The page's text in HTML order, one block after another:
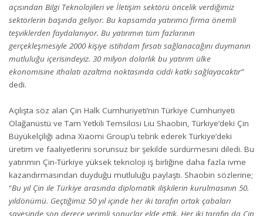
açısından Bilgi Teknolojileri ve İletişim sektörü öncelik verdiğimiz
sektörlerin başında geliyor. Bu kapsamda yatırımcı firma önemli
teşviklerden faydalanıyor. Bu yatırımın tüm fazlarının
gerçekleşmesiyle 2000 kişiye istihdam fırsatı sağlanacağını duymanın
mutluluğu içerisindeyiz. 30 milyon dolarlık bu yatırım ülke
ekonomisine ithalatı azaltma noktasında ciddi katkı sağlayacaktır”
dedi.
Açılışta söz alan Çin Halk Cumhuriyeti’nin Türkiye Cumhuriyeti
Olağanüstü ve Tam Yetkili Temsilcisi Liu Shaobin, Türkiye’deki Çin
Büyükelçiliği adına Xiaomi Group’u tebrik ederek Türkiye’deki
üretim ve faaliyetlerini sorunsuz bir şekilde sürdürmesini diledi. Bu
yatırımın Çin-Türkiye yüksek teknoloji iş birliğine daha fazla ivme
kazandırmasından duyduğu mutluluğu paylaştı. Shaobin sözlerine;
“Bu yıl Çin ile Türkiye arasında diplomatik ilişkilerin kurulmasının 50.
yıldönümü. Geçtiğimiz 50 yıl içinde her iki tarafın ortak çabaları
sayesinde son derece verimli sonuçlar elde ettik. Her iki tarafın da Çin